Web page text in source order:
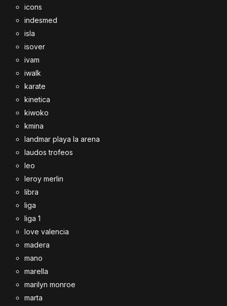
icons
indesmed
isla
isover
ivam
iwalk
karate
kinetica
kiwoko
kmina
landmar playa la arena
laudos trofeos
leo
leroy merlin
libra
liga
liga 1
love valencia
madera
mano
marella
marilyn monroe
marta